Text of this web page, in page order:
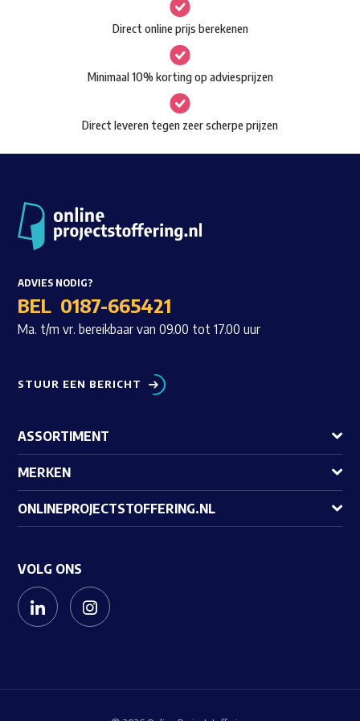
Waar ben je naar op zoek?
gekozen
worden
op
de
productpagina
Direct online prijs berekenen
Minimaal 10% korting op adviesprijzen
Direct leveren tegen zeer scherpe prijzen
ADVIES NODIG?
BEL 0187-665421
Ma. t/m vr. bereikbaar van 09.00 tot 17.00 uur
STUUR EEN BERICHT
ASSORTIMENT
MERKEN
ONLINEPROJECTSTOFFERING.NL
VOLG ONS